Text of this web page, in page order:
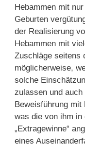
Hebammen mit
Geburten
der Realisierung
Hebammen mit
Zuschläge seitens
möglicherweise,
solche
zulassen und
Beweisführung mit
was die von ihm in
„Extragewinne“
eines